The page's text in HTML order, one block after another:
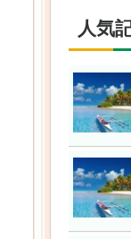
人気